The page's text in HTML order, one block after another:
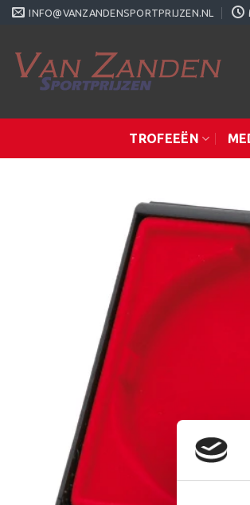
Ga
INFO@VANZANDENSPORTPRIJZEN.NL
TROFEEËN